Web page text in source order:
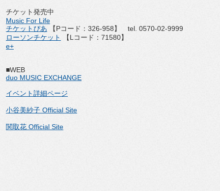
チケット発売中
Music For Life
チケットぴあ 【Pコード：326-958】 tel. 0570-02-9999
ローソンチケット
【Lコード：71580】
e+
■WEB
duo MUSIC EXCHANGE
イベント詳細ページ
小谷美紗子 Official Site
関取花 Official Site